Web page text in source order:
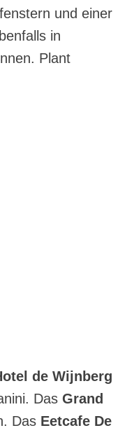
und einer
in
Plant
de Wijnberg
Das Grand
Das Eetcafe De